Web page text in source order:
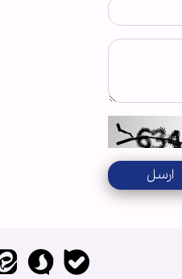
ارسل